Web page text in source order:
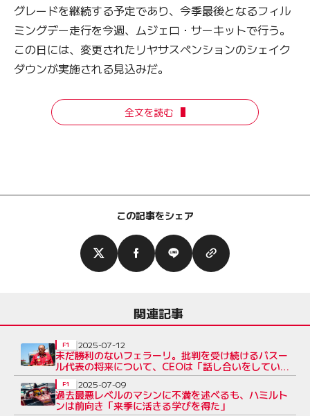
グレードを継続する予定であり、今季最後となるフィル
ミングデー走行を今週、ムジェロ・サーキットで行う。
この日には、変更されたリヤサスペンションのシェイク
ダウンが実施される見込みだ。
全文を読む
この記事をシェア
関連記事
未だ勝利のないフェラーリ。批判を受け続けるバスー
ル代表の将来について、CEOは「話し合いをしてい
る」と明言せず
F1 2025-07-12
過去最悪レベルのマシンに不満を述べるも、ハミルト
ンは前向き「来季に活きる学びを得た」
F1 2025-07-09